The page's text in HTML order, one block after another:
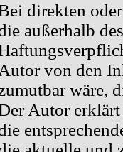
direkten
außerhalb
Autor von den
wäre,
Autor